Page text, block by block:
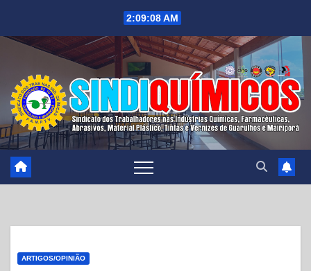
content
2:09:10 AM
ARTIGOS/OPINIÃO